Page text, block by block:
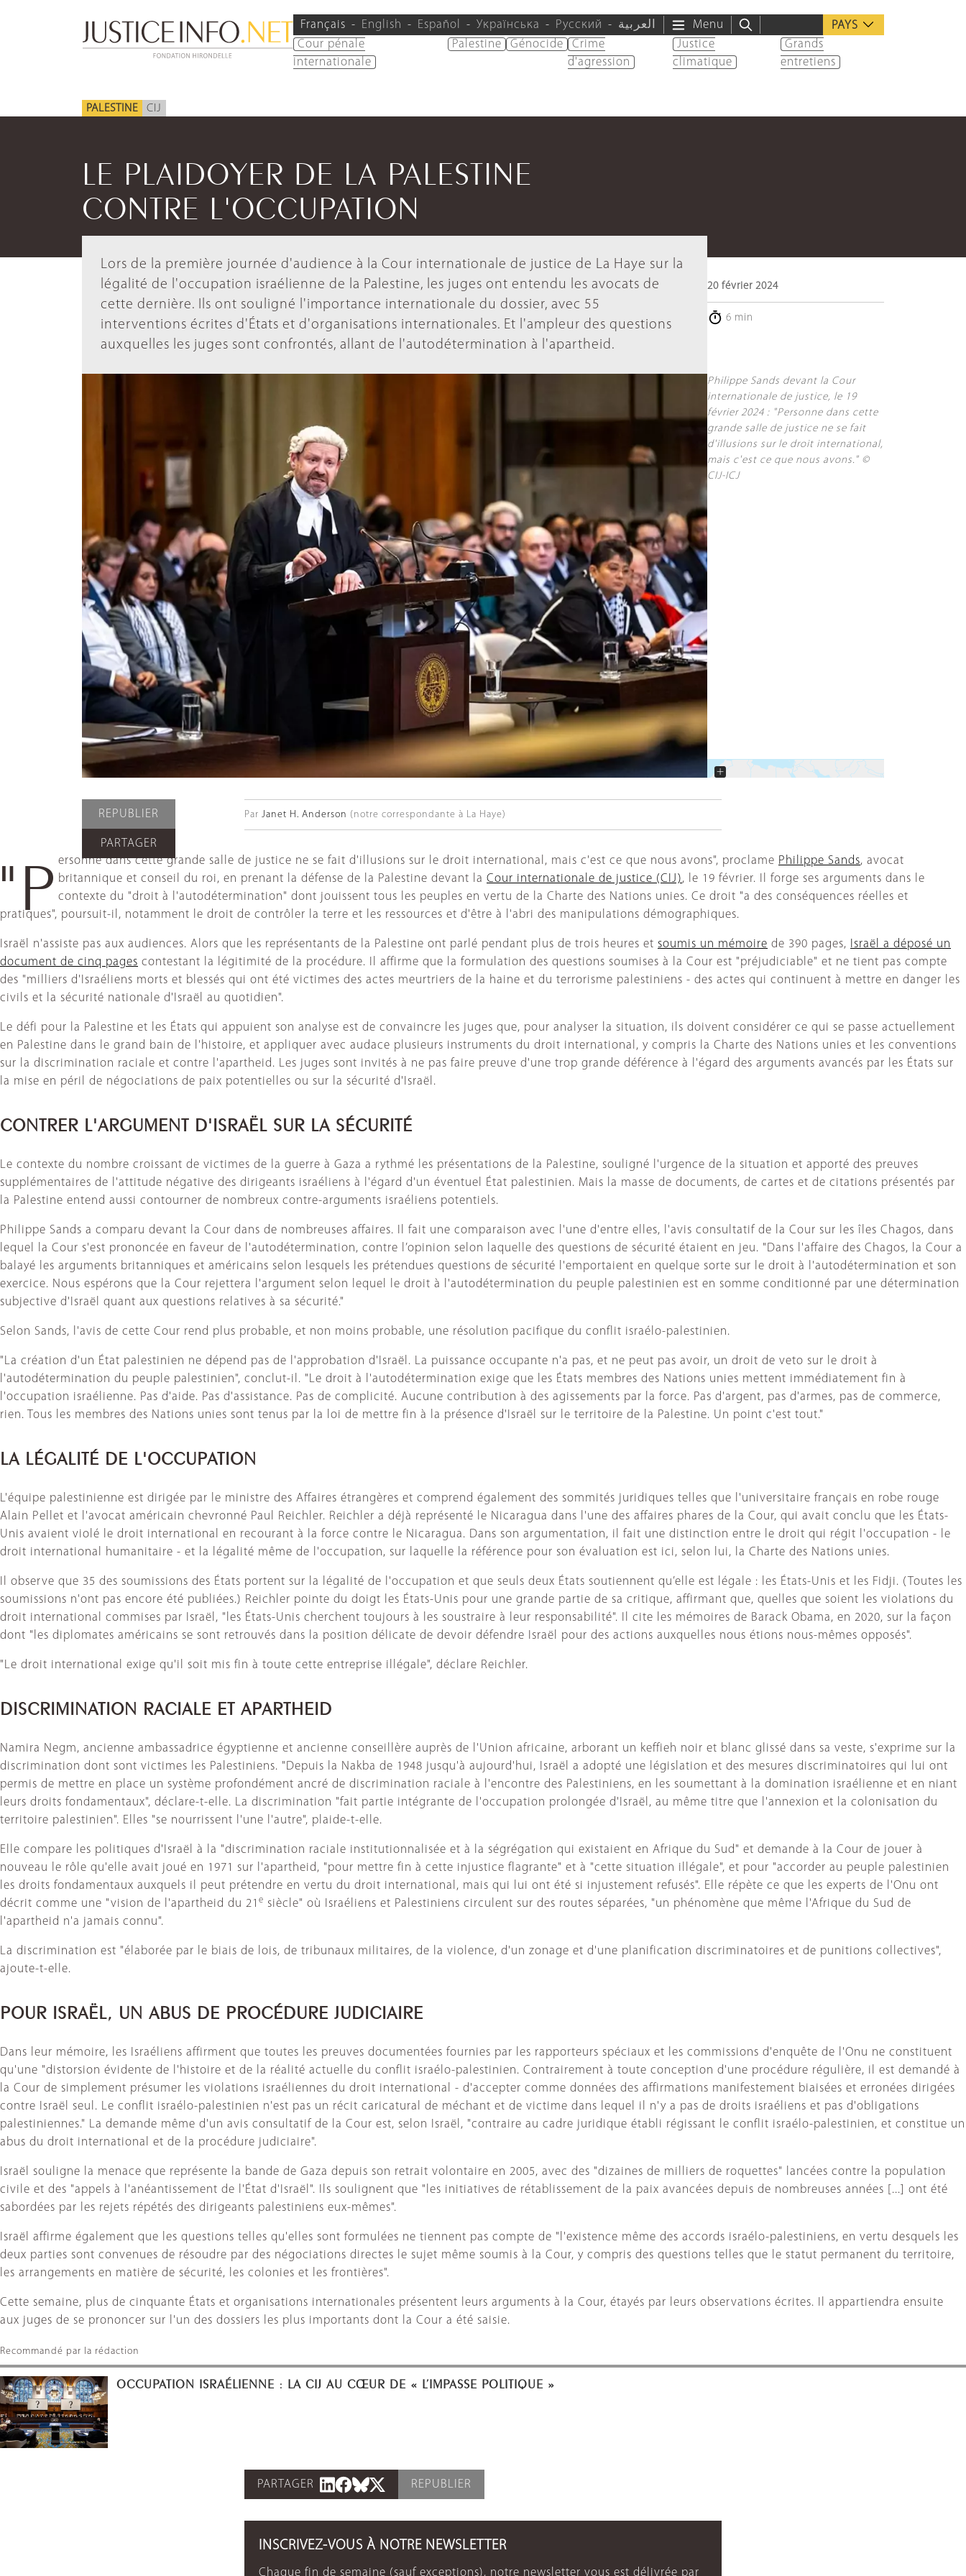
Français English Español Українська Русский العربية Menu
PAYS
Cour pénale
internationale
Palestine Génocide
Crime
d'agression
Justice
climatique
Grands
entretiens
PALESTINE CIJ
LE PLAIDOYER DE LA PALESTINE
CONTRE L'OCCUPATION
Lors de la première journée d'audience à la Cour internationale de justice de La Haye sur la
légalité de l'occupation israélienne de la Palestine, les juges ont entendu les avocats de
cette dernière. Ils ont souligné l'importance internationale du dossier, avec 55
interventions écrites d'États et d'organisations internationales. Et l'ampleur des questions
auxquelles les juges sont confrontés, allant de l'autodétermination à l'apartheid.
20 février 2024
6 min
Philippe Sands devant la Cour
internationale de justice, le 19
février 2024 : "Personne dans cette
grande salle de justice ne se fait
d'illusions sur le droit international,
mais c'est ce que nous avons." ©
CIJ-ICJ
+
REPUBLIER
PARTAGER
Par Janet H. Anderson (notre correspondante à La Haye)
ersonne dans cette grande salle de justice ne se fait d'illusions sur le droit international, mais c'est ce que nous avons", proclame Philippe Sands, avocat
britannique et conseil du roi, en prenant la défense de la Palestine devant la Cour internationale de justice (CIJ), le 19 février. Il forge ses arguments dans le
contexte du "droit à l'autodétermination" dont jouissent tous les peuples en vertu de la Charte des Nations unies. Ce droit "a des conséquences réelles et
pratiques", poursuit-il, notamment le droit de contrôler la terre et les ressources et d'être à l'abri des manipulations démographiques.
Israël n'assiste pas aux audiences. Alors que les représentants de la Palestine ont parlé pendant plus de trois heures et soumis un mémoire de 390 pages,
Israël a déposé un
document de cinq pages contestant la légitimité de la procédure. Il affirme que la formulation des questions soumises à la Cour est "préjudiciable" et ne tient pas compte
des "milliers d'Israéliens morts et blessés qui ont été victimes des actes meurtriers de la haine et du terrorisme palestiniens - des actes qui continuent à mettre en danger les
civils et la sécurité nationale d'Israël au quotidien".
Le défi pour la Palestine et les États qui appuient son analyse est de convaincre les juges que, pour analyser la situation, ils doivent considérer ce qui se passe actuellement
en Palestine dans le grand bain de l'histoire, et appliquer avec audace plusieurs instruments du droit international, y compris la Charte des Nations unies et les conventions
sur la discrimination raciale et contre l'apartheid. Les juges sont invités à ne pas faire preuve d'une trop grande déférence à l'égard des arguments avancés par les États sur
la mise en péril de négociations de paix potentielles ou sur la sécurité d'Israël.
CONTRER L'ARGUMENT D'ISRAËL SUR LA SÉCURITÉ
Le contexte du nombre croissant de victimes de la guerre à Gaza a rythmé les présentations de la Palestine, souligné l'urgence de la situation et apporté des preuves
supplémentaires de l'attitude négative des dirigeants israéliens à l'égard d'un éventuel État palestinien. Mais la masse de documents, de cartes et de citations présentés par
la Palestine entend aussi contourner de nombreux contre-arguments israéliens potentiels.
Philippe Sands a comparu devant la Cour dans de nombreuses affaires. Il fait une comparaison avec l'une d'entre elles, l'avis consultatif de la Cour sur les îles Chagos, dans
lequel la Cour s'est prononcée en faveur de l'autodétermination, contre l’opinion selon laquelle des questions de sécurité étaient en jeu. "Dans l'affaire des Chagos, la Cour a
balayé les arguments britanniques et américains selon lesquels les prétendues questions de sécurité l'emportaient en quelque sorte sur le droit à l'autodétermination et son
exercice. Nous espérons que la Cour rejettera l'argument selon lequel le droit à l'autodétermination du peuple palestinien est en somme conditionné par une détermination
subjective d'Israël quant aux questions relatives à sa sécurité."
Selon Sands, l'avis de cette Cour rend plus probable, et non moins probable, une résolution pacifique du conflit israélo-palestinien.
"La création d'un État palestinien ne dépend pas de l'approbation d'Israël. La puissance occupante n'a pas, et ne peut pas avoir, un droit de veto sur le droit à
l'autodétermination du peuple palestinien", conclut-il. "Le droit à l'autodétermination exige que les États membres des Nations unies mettent immédiatement fin à
l'occupation israélienne. Pas d'aide. Pas d'assistance. Pas de complicité. Aucune contribution à des agissements par la force. Pas d'argent, pas d'armes, pas de commerce,
rien. Tous les membres des Nations unies sont tenus par la loi de mettre fin à la présence d'Israël sur le territoire de la Palestine. Un point c'est tout."
LA LÉGALITÉ DE L'OCCUPATION
L'équipe palestinienne est dirigée par le ministre des Affaires étrangères et comprend également des sommités juridiques telles que l'universitaire français en robe rouge
Alain Pellet et l'avocat américain chevronné Paul Reichler. Reichler a déjà représenté le Nicaragua dans l'une des affaires phares de la Cour, qui avait conclu que les États-
Unis avaient violé le droit international en recourant à la force contre le Nicaragua. Dans son argumentation, il fait une distinction entre le droit qui régit l'occupation - le
droit international humanitaire - et la légalité même de l'occupation, sur laquelle la référence pour son évaluation est ici, selon lui, la Charte des Nations unies.
Il observe que 35 des soumissions des États portent sur la légalité de l'occupation et que seuls deux États soutiennent qu’elle est légale : les États-Unis et les Fidji. (Toutes les
soumissions n'ont pas encore été publiées.) Reichler pointe du doigt les États-Unis pour une grande partie de sa critique, affirmant que, quelles que soient les violations du
droit international commises par Israël, "les États-Unis cherchent toujours à les soustraire à leur responsabilité". Il cite les mémoires de Barack Obama, en 2020, sur la façon
dont "les diplomates américains se sont retrouvés dans la position délicate de devoir défendre Israël pour des actions auxquelles nous étions nous-mêmes opposés".
"Le droit international exige qu'il soit mis fin à toute cette entreprise illégale", déclare Reichler.
DISCRIMINATION RACIALE ET APARTHEID
Namira Negm, ancienne ambassadrice égyptienne et ancienne conseillère auprès de l'Union africaine, arborant un keffieh noir et blanc glissé dans sa veste, s'exprime sur la
discrimination dont sont victimes les Palestiniens. "Depuis la Nakba de 1948 jusqu'à aujourd'hui, Israël a adopté une législation et des mesures discriminatoires qui lui ont
permis de mettre en place un système profondément ancré de discrimination raciale à l'encontre des Palestiniens, en les soumettant à la domination israélienne et en niant
leurs droits fondamentaux", déclare-t-elle. La discrimination "fait partie intégrante de l'occupation prolongée d'Israël, au même titre que l'annexion et la colonisation du
territoire palestinien". Elles "se nourrissent l'une l'autre", plaide-t-elle.
Elle compare les politiques d'Israël à la "discrimination raciale institutionnalisée et à la ségrégation qui existaient en Afrique du Sud" et demande à la Cour de jouer à
nouveau le rôle qu'elle avait joué en 1971 sur l'apartheid, "pour mettre fin à cette injustice flagrante" et à "cette situation illégale", et pour "accorder au peuple palestinien
les droits fondamentaux auxquels il peut prétendre en vertu du droit international, mais qui lui ont été si injustement refusés". Elle répète ce que les experts de l'Onu ont
décrit comme une "vision de l'apartheid du 21 e siècle" où Israéliens et Palestiniens circulent sur des routes séparées, "un phénomène que même l'Afrique du Sud de
l'apartheid n'a jamais connu".
La discrimination est "élaborée par le biais de lois, de tribunaux militaires, de la violence, d'un zonage et d'une planification discriminatoires et de punitions collectives",
ajoute-t-elle.
POUR ISRAËL, UN ABUS DE PROCÉDURE JUDICIAIRE
Dans leur mémoire, les Israéliens affirment que toutes les preuves documentées fournies par les rapporteurs spéciaux et les commissions d'enquête de l'Onu ne constituent
qu'une "distorsion évidente de l'histoire et de la réalité actuelle du conflit israélo-palestinien. Contrairement à toute conception d'une procédure régulière, il est demandé à
la Cour de simplement présumer les violations israéliennes du droit international - d'accepter comme données des affirmations manifestement biaisées et erronées dirigées
contre Israël seul. Le conflit israélo-palestinien n'est pas un récit caricatural de méchant et de victime dans lequel il n'y a pas de droits israéliens et pas d'obligations
palestiniennes." La demande même d'un avis consultatif de la Cour est, selon Israël, "contraire au cadre juridique établi régissant le conflit israélo-palestinien, et constitue un
abus du droit international et de la procédure judiciaire".
Israël souligne la menace que représente la bande de Gaza depuis son retrait volontaire en 2005, avec des "dizaines de milliers de roquettes" lancées contre la population
civile et des "appels à l'anéantissement de l'État d'Israël". Ils soulignent que "les initiatives de rétablissement de la paix avancées depuis de nombreuses années [...] ont été
sabordées par les rejets répétés des dirigeants palestiniens eux-mêmes".
Israël affirme également que les questions telles qu'elles sont formulées ne tiennent pas compte de "l'existence même des accords israélo-palestiniens, en vertu desquels les
deux parties sont convenues de résoudre par des négociations directes le sujet même soumis à la Cour, y compris des questions telles que le statut permanent du territoire,
les arrangements en matière de sécurité, les colonies et les frontières".
Cette semaine, plus de cinquante États et organisations internationales présentent leurs arguments à la Cour, étayés par leurs observations écrites. Il appartiendra ensuite
aux juges de se prononcer sur l'un des dossiers les plus importants dont la Cour a été saisie.
Recommandé par la rédaction
OCCUPATION ISRAÉLIENNE : LA CIJ AU CŒUR DE « L’IMPASSE POLITIQUE »
PARTAGER REPUBLIER
INSCRIVEZ-VOUS À NOTRE NEWSLETTER
Chaque fin de semaine (sauf exceptions), notre newsletter vous est délivrée par